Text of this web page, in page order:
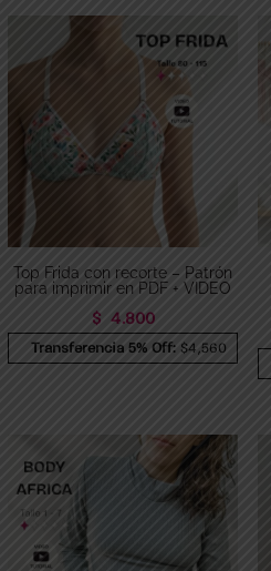
Top Frida con recorte – Patrón
para imprimir en PDF + VIDEO
$ 4.800
Transferencia 5% Off: $4,560